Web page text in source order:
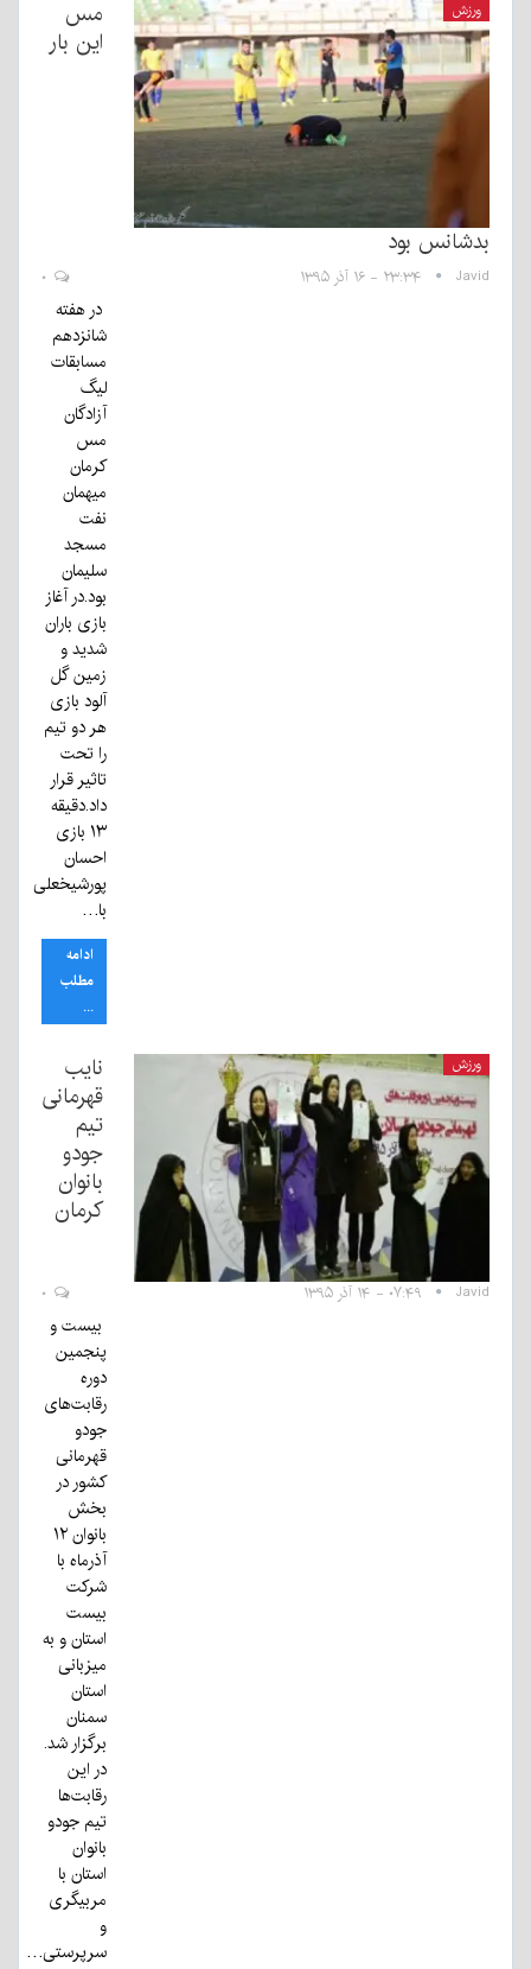
ورزش
مس
این بار
بدشانس بود
Javid ۲۳:۳۴ - ۱۶ آذر ۱۳۹۵
در هفته
شانزدهم
مسابقات
لیگ
آزادگان
مس
کرمان
میهمان
نفت
مسجد
سلیمان
بود.در آغاز
بازی باران
شدید و
زمین گل
آلود بازی
هر دو تیم
را تحت
تاثیر قرار
داد.دقیقه
۱۳ بازی
احسان
پورشیخعلی
با…
ادامه
مطلب
...
ورزش
نایب
قهرمانی
تیم
جودو
بانوان
کرمان
Javid ۰۷:۴۹ - ۱۴ آذر ۱۳۹۵
بیست و
پنجمین
دوره
رقابت‌های
جودو
قهرمانی
کشور در
بخش
بانوان ۱۲
آذرماه با
شرکت
بیست
استان و به
میزبانی
استان
سمنان
برگزار شد.
در این
رقابت‌ها
تیم جودو
بانوان
استان با
مربیگری
و
سرپرستی…